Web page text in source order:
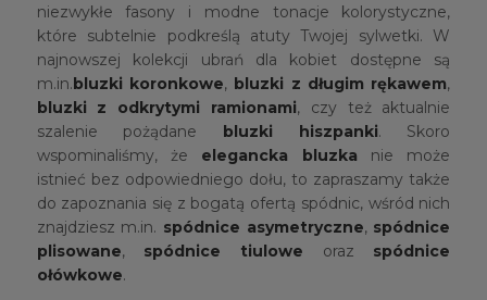
niezwykłe fasony i modne tonacje kolorystyczne,
które subtelnie podkreślą atuty Twojej sylwetki. W
najnowszej kolekcji ubrań dla kobiet dostępne są
m.in.bluzki koronkowe, bluzki z długim rękawem,
bluzki z odkrytymi ramionami, czy też aktualnie
szalenie pożądane bluzki hiszpanki. Skoro
wspominaliśmy, że elegancka bluzka nie może
istnieć bez odpowiedniego dołu, to zapraszamy także
do zapoznania się z bogatą ofertą spódnic, wśród nich
znajdziesz m.in. spódnice asymetryczne, spódnice
plisowane, spódnice tiulowe oraz spódnice
ołówkowe.